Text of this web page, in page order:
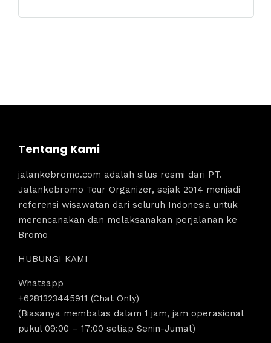
Tentang Kami
jalankebromo.com adalah situs resmi dari PT.
Jalankebromo Tour Organizer, sejak 2014 menjadi
referensi wisawatan dari seluruh Indonesia untuk
merencanakan dan melaksanakan perjalanan ke
Bromo
HUBUNGI KAMI
Whatsapp
+6281323445911 (Chat Only)
(Biasanya membalas dalam 1 jam, jam operasional
pukul 09:00 – 17:00 setiap Senin-Jumat)